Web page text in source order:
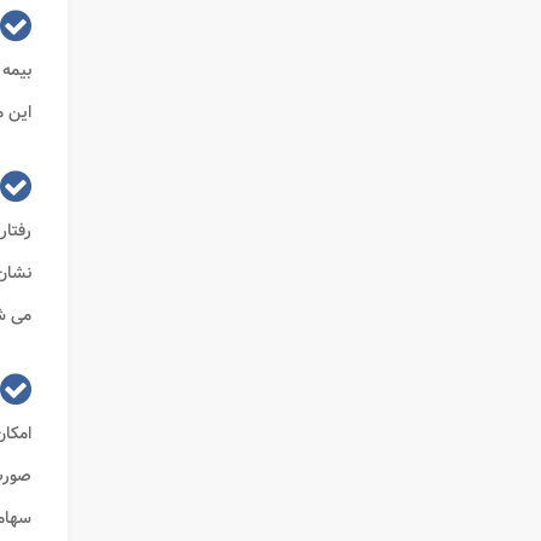
این
می